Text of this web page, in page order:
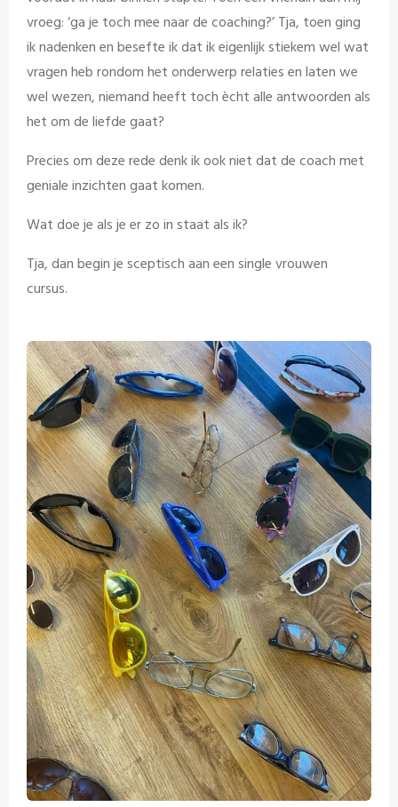
vroeg: ‘ga je toch mee naar de coaching?’ Tja, toen ging
ik nadenken en besefte ik dat ik eigenlijk stiekem wel wat
vragen heb rondom het onderwerp relaties en laten we
wel wezen, niemand heeft toch ècht alle antwoorden als
het om de liefde gaat?
Precies om deze rede denk ik ook niet dat de coach met
geniale inzichten gaat komen.
Wat doe je als je er zo in staat als ik?
Tja, dan begin je sceptisch aan een single vrouwen
cursus.